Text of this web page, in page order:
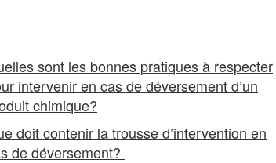
sont les bonnes pratiques à respecter
intervenir en cas de déversement d’un
chimique?
doit contenir la trousse d’intervention en
de déversement?